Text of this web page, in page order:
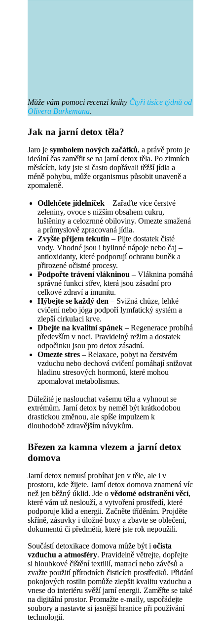
Může vám pomoci recenzi knihy Čtyři tisíce týdnů od
Olivera Burkemana.
Jak na jarní detox těla?
Jaro je symbolem nových začátků, a právě proto je
ideální čas zaměřit se na jarní detox těla. Po zimních
měsících, kdy jste si často dopřávali těžší jídla a
méně pohybu, může organismus působit unaveně a
zpomaleně.
Odlehčete jídelníček – Zařaďte více čerstvé
zeleniny, ovoce s nižším obsahem cukru,
luštěniny a celozrnné obiloviny. Omezte smažená
a průmyslově zpracovaná jídla.
Zvyšte příjem tekutin – Pijte dostatek čisté
vody. Vhodné jsou i bylinné nápoje nebo čaj –
antioxidanty, které podporují ochranu buněk a
přirozené očistné procesy.
Podpořte trávení vlákninou – Vláknina pomáhá
správné funkci střev, která jsou zásadní pro
celkové zdraví a imunitu.
Hýbejte se každý den – Svižná chůze, lehké
cvičení nebo jóga podpoří lymfatický systém a
zlepší cirkulaci krve.
Dbejte na kvalitní spánek – Regenerace probíhá
především v noci. Pravidelný režim a dostatek
odpočinku jsou pro detox zásadní.
Omezte stres – Relaxace, pobyt na čerstvém
vzduchu nebo dechová cvičení pomáhají snižovat
hladinu stresových hormonů, které mohou
zpomalovat metabolismus.
Důležité je naslouchat vašemu tělu a vyhnout se
extrémům. Jarní detox by neměl být krátkodobou
drastickou změnou, ale spíše impulzem k
dlouhodobě zdravějším návykům.
Březen za kamna vlezem a jarní detox
domova
Jarní detox nemusí probíhat jen v těle, ale i v
prostoru, kde žijete. Jarní detox domova znamená víc
než jen běžný úklid. Jde o vědomé odstranění věcí,
které vám už neslouží, a vytvoření prostředí, které
podporuje klid a energii. Začněte tříděním. Projděte
skříně, zásuvky i úložné boxy a zbavte se oblečení,
dokumentů či předmětů, které jste rok nepoužili.
Součástí detoxikace domova může být i očista
vzduchu a atmosféry. Pravidelně větrejte, dopřejte
si hloubkové čištění textilií, matrací nebo závěsů a
zvažte použití přírodních čisticích prostředků. Přidání
pokojových rostlin pomůže zlepšit kvalitu vzduchu a
vnese do interiéru svěží jarní energii. Zaměřte se také
na digitální prostor. Promažte e-maily, uspořádejte
soubory a nastavte si jasnější hranice při používání
technologií.